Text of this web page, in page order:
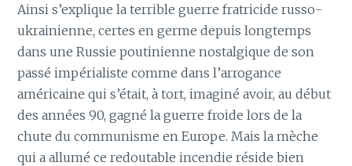
Ainsi s’explique la terrible guerre fratricide russo-
ukrainienne, certes en germe depuis longtemps
dans une Russie poutinienne nostalgique de son
passé impérialiste comme dans l’arrogance
américaine qui s’était, à tort, imaginé avoir, au début
des années 90, gagné la guerre froide lors de la
chute du communisme en Europe. Mais la mèche
qui a allumé ce redoutable incendie réside bien